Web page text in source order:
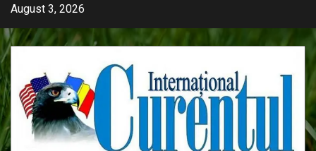
Skip
content
August 3, 2026